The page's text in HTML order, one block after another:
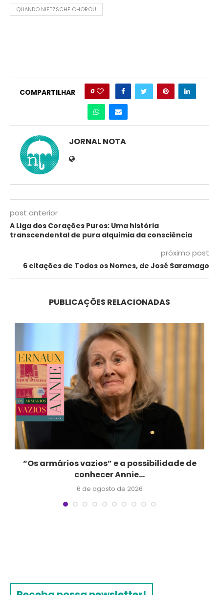
QUANDO NIETZSCHE CHOROU
COMPARTILHAR 0
JORNAL NOTA
post anterior
A Liga dos Corações Puros: Uma história
transcendental de pura alquimia da consciência
próximo post
6 citações de Todos os Nomes, de José Saramago
PUBLICAÇÕES RELACIONADAS
“Os armários vazios” e a possibilidade de
conhecer Annie...
6 de agosto de 2026